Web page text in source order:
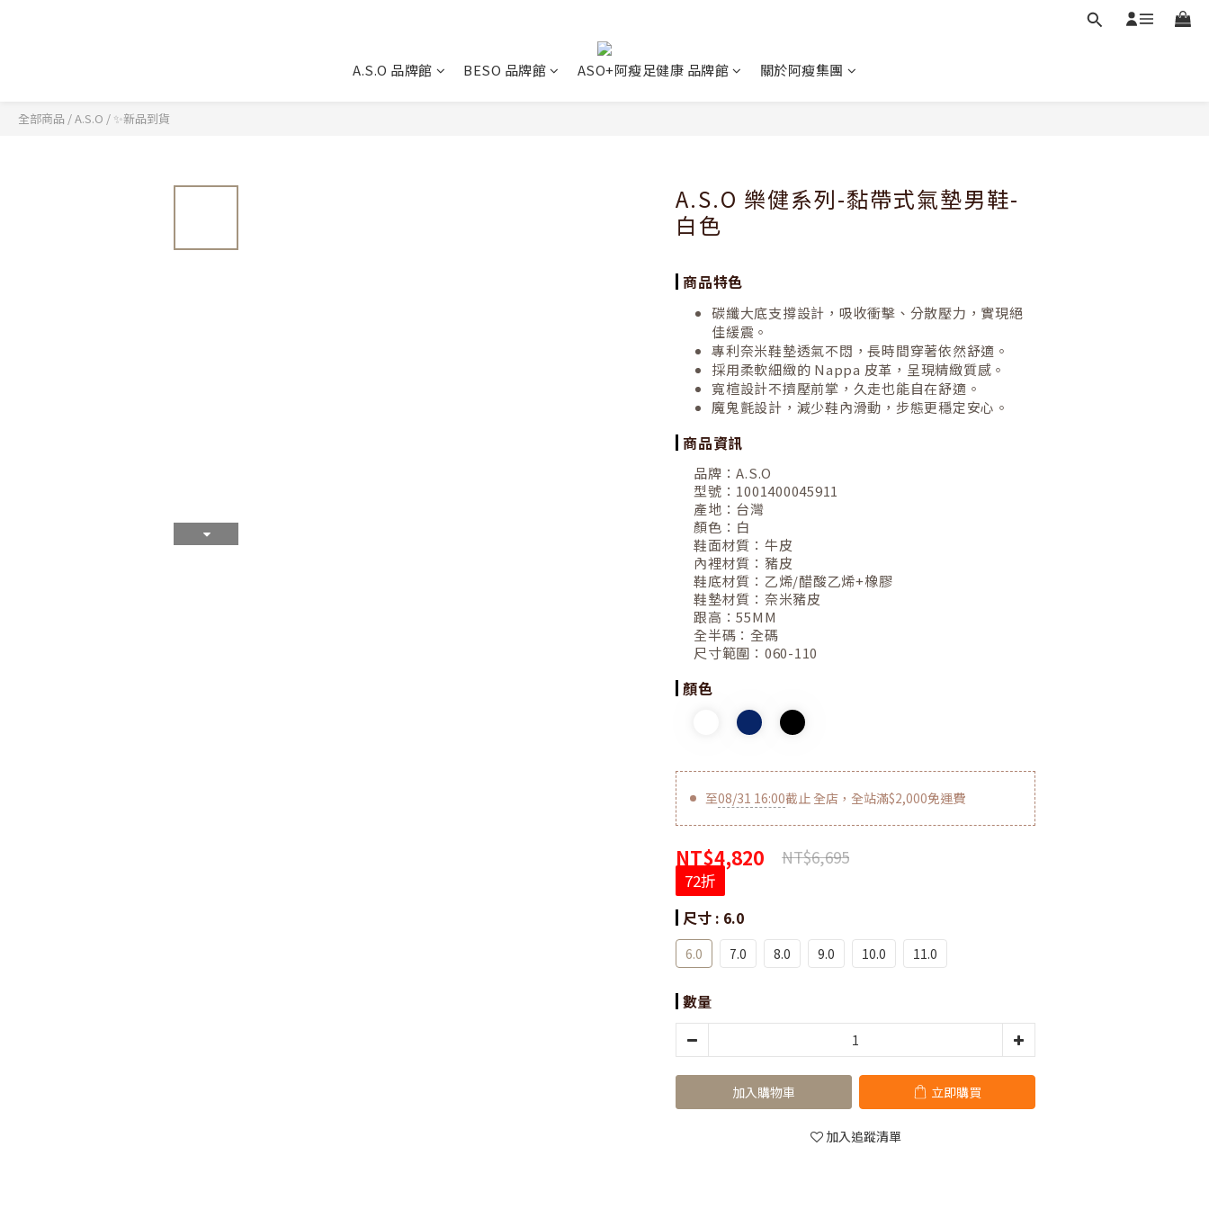
A.S.O 品牌館 BESO 品牌館 ASO+阿瘦足健康 品牌館 關於阿瘦集團
全部商品 /A.S.O / ✨新品到貨
A.S.O 樂健系列-黏帶式氣墊男鞋-
白色
商品特色
碳纖大底支撐設計，吸收衝擊、分散壓力，實現絕
佳緩震。
專利奈米鞋墊透氣不悶，長時間穿著依然舒適。
採用柔軟細緻的 Nappa 皮革，呈現精緻質感。
寬楦設計不擠壓前掌，久走也能自在舒適。
魔鬼氈設計，減少鞋內滑動，步態更穩定安心。
商品資訊
品牌：A.S.O
型號： 1001400045911
產地： 台灣
顏色： 白
鞋面材質： 牛皮
內裡材質： 豬皮
鞋底材質： 乙烯/醋酸乙烯+橡膠
鞋墊材質： 奈米豬皮
跟高：55MM
全半碼： 全碼
尺寸範圍： 060-110
顏色
至08/31 16:00截止 全店，全站滿$2,000免運費
NT$4,820 NT$6,695
72折
尺寸 : 6.0
6.0 7.0 8.0 9.0 10.0 11.0
數量
加入購物車 立即購買
加入追蹤清單